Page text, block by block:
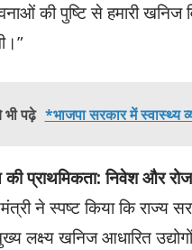
की पुष्टि से हमारी खनिज
भी पढ़े *भाजपा सरकार में स्वास्थ्य
की प्राथमिकता: निवेश और
ने स्पष्ट किया कि राज्य
लक्ष्य खनिज आधारित